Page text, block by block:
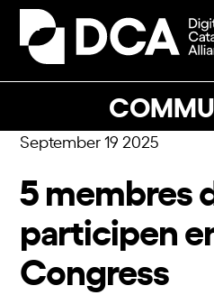
Skip
content
Open
mobile
Close
mobile
September 19 2025
5 membres
participen
Congress